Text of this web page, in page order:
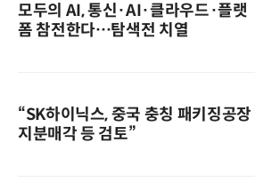
모두의 AI, 통신·AI·클라우드·플랫
폼 참전한다…탐색전 치열
“SK하이닉스, 중국 충칭 패키징공장
지분매각 등 검토”